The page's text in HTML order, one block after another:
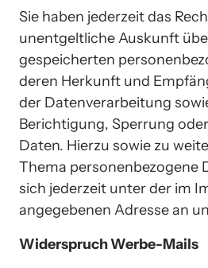
Sie haben jederzeit das
unentgeltliche Auskunft
gespeicherten
deren Herkunft und
der Datenverarbeitung
Berichtigung, Sperrung
Daten. Hierzu sowie zu
Thema personenbezogene
sich jederzeit unter der im
angegebenen Adresse an
Widerspruch Werbe-Mails